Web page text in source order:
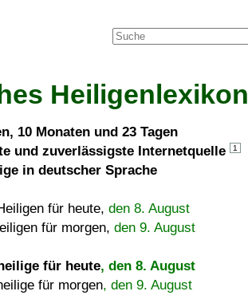
Heiligenlexikon
10 Monaten und 23 Tagen
und zuverlässigste Internetquelle
1
in deutscher Sprache
für heute, den 8. August
für morgen, den 9. August
für heute, den 8. August
für morgen, den 9. August